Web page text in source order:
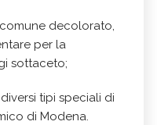
decolorato,
per la
sottaceto;
tipi speciali di
di Modena.